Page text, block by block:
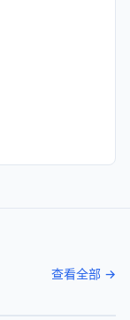
查看全部 →